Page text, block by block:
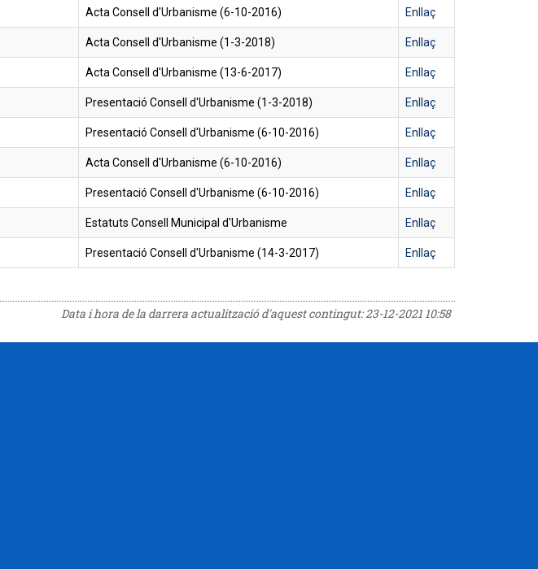
Acta Consell d'Urbanisme (6-10-2016) Enllaç
Acta Consell d'Urbanisme (1-3-2018) Enllaç
Acta Consell d'Urbanisme (13-6-2017) Enllaç
Presentació Consell d'Urbanisme (1-3-2018) Enllaç
Presentació Consell d'Urbanisme (6-10-2016) Enllaç
Acta Consell d'Urbanisme (6-10-2016) Enllaç
Presentació Consell d'Urbanisme (6-10-2016) Enllaç
Estatuts Consell Municipal d'Urbanisme Enllaç
Presentació Consell d'Urbanisme (14-3-2017) Enllaç
Data i hora de la darrera actualització d'aquest contingut:23-12-2021 10:58